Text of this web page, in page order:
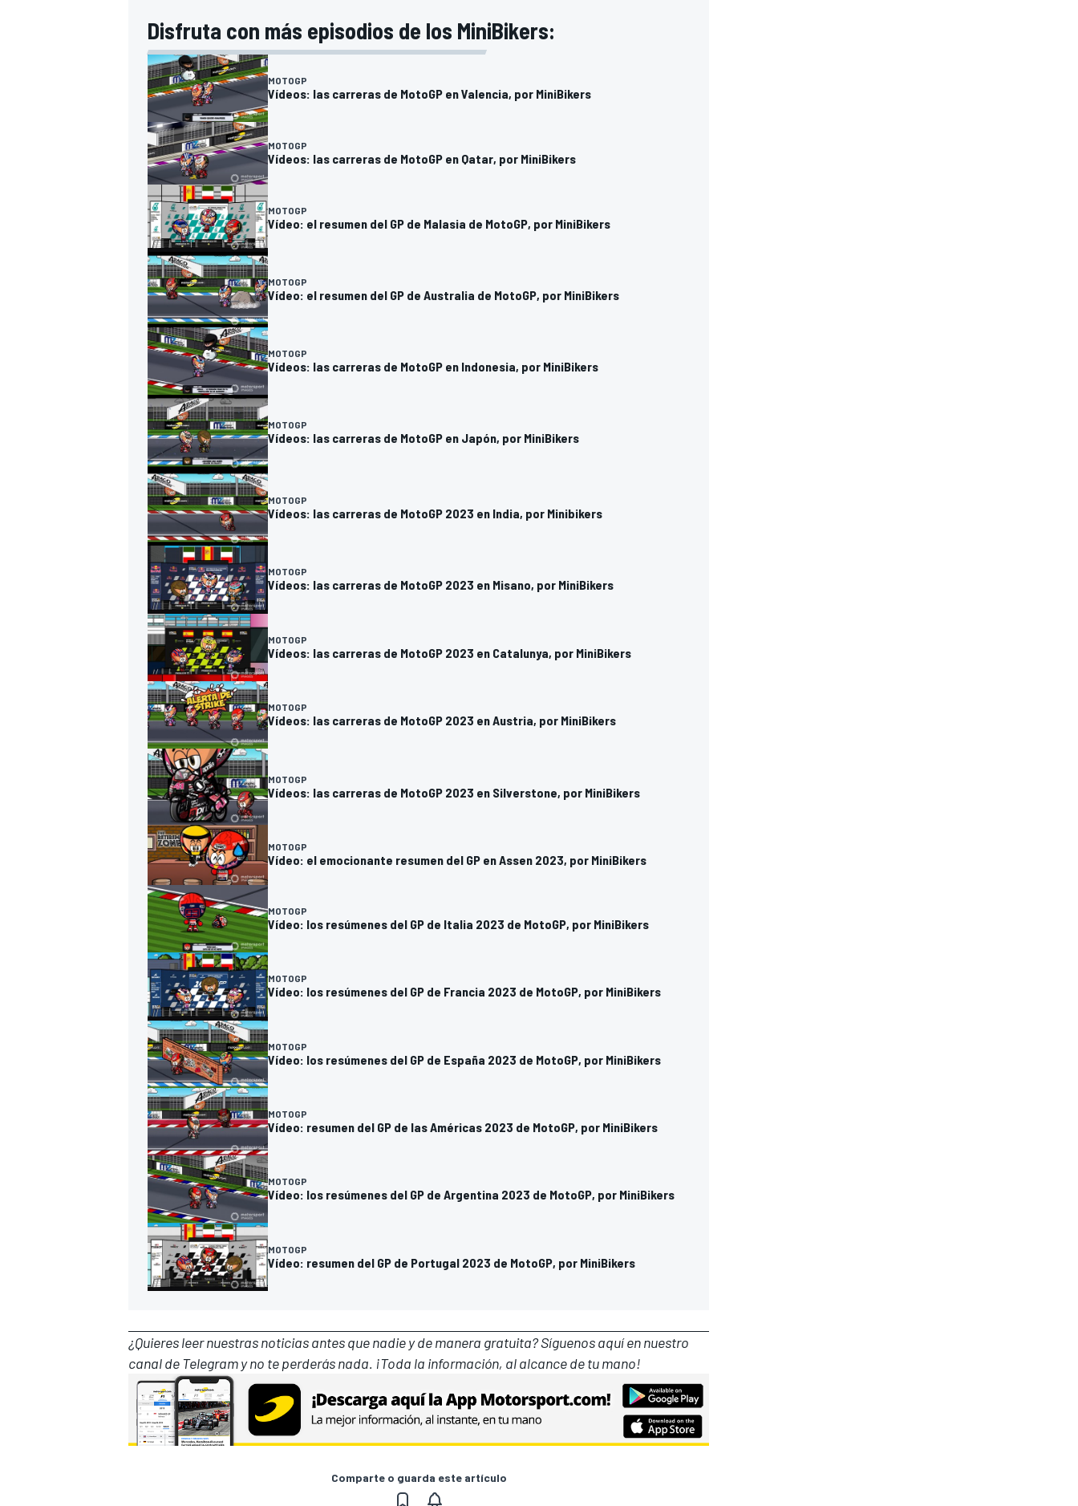
MÁS CATEGORÍAS
Disfruta con más episodios de los MiniBikers:
MOTOGP
Vídeos: las carreras de MotoGP en Valencia, por MiniBikers
MOTOGP
Vídeos: las carreras de MotoGP en Qatar, por MiniBikers
MOTOGP
Vídeo: el resumen del GP de Malasia de MotoGP, por MiniBikers
MOTOGP
Vídeo: el resumen del GP de Australia de MotoGP, por MiniBikers
MOTOGP
Vídeos: las carreras de MotoGP en Indonesia, por MiniBikers
MOTOGP
Vídeos: las carreras de MotoGP en Japón, por MiniBikers
MOTOGP
Vídeos: las carreras de MotoGP 2023 en India, por Minibikers
MOTOGP
Vídeos: las carreras de MotoGP 2023 en Misano, por MiniBikers
MOTOGP
Vídeos: las carreras de MotoGP 2023 en Catalunya, por MiniBikers
MOTOGP
Vídeos: las carreras de MotoGP 2023 en Austria, por MiniBikers
MOTOGP
Vídeos: las carreras de MotoGP 2023 en Silverstone, por MiniBikers
MOTOGP
Vídeo: el emocionante resumen del GP en Assen 2023, por MiniBikers
MOTOGP
Vídeo: los resúmenes del GP de Italia 2023 de MotoGP, por MiniBikers
MOTOGP
Vídeo: los resúmenes del GP de Francia 2023 de MotoGP, por MiniBikers
MOTOGP
Vídeo: los resúmenes del GP de España 2023 de MotoGP, por MiniBikers
MOTOGP
Vídeo: resumen del GP de las Américas 2023 de MotoGP, por MiniBikers
MOTOGP
Vídeo: los resúmenes del GP de Argentina 2023 de MotoGP, por MiniBikers
MOTOGP
Vídeo: resumen del GP de Portugal 2023 de MotoGP, por MiniBikers
¿Quieres leer nuestras noticias antes que nadie y de manera gratuita? Síguenosaquí en nuestro
canal de Telegramy no te perderás nada. ¡Toda la información, al alcance de tu mano!
Comparte o guarda este artículo